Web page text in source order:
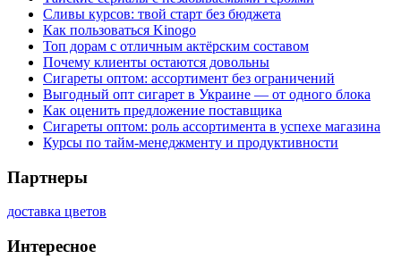
Сливы курсов: твой старт без бюджета
Как пользоваться Kinogo
Топ дорам с отличным актёрским составом
Почему клиенты остаются довольны
Сигареты оптом: ассортимент без ограничений
Выгодный опт сигарет в Украине — от одного блока
Как оценить предложение поставщика
Сигареты оптом: роль ассортимента в успехе магазина
Курсы по тайм-менеджменту и продуктивности
Партнеры
доставка цветов
Интересное